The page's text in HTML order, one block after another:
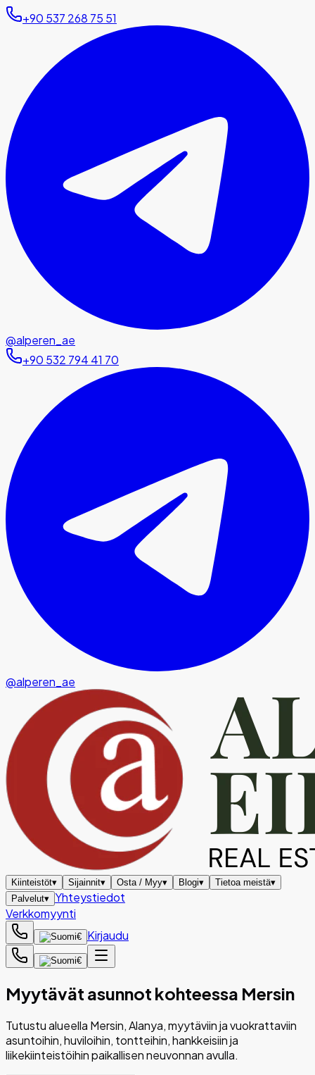
+90 537 268 75 51
@alperen_ae
+90 532 794 41 70
@alperen_ae
Kiinteistöt▾ Sijainnit▾ Osta / Myy▾ Blogi▾ Tietoa meistä▾
Palvelut▾ Yhteystiedot
Verkkomyynti
€ Kirjaudu
€
Myytävät asunnot kohteessa Mersin
Tutustu alueella Mersin, Alanya, myytäviin ja vuokrattaviin
asuntoihin, huviloihin, tontteihin, hankkeisiin ja
liikekiinteistöihin paikallisen neuvonnan avulla.